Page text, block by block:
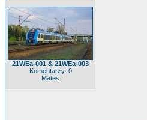
21WEa-001 & 21WEa-003
Komentarzy: 0
Mates